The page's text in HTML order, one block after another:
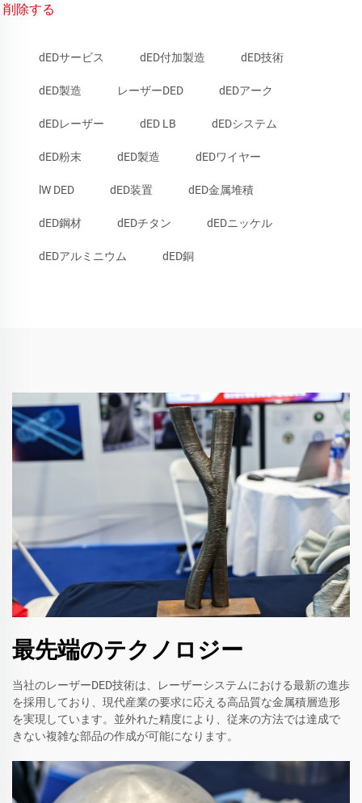
削除する
dEDサービス dED付加製造 dED技術
dED製造 レーザーDED dEDアーク
dEDレーザー dED LB dEDシステム
dED粉末 dED製造 dEDワイヤー
lW DED dED装置 dED金属堆積
dED鋼材 dEDチタン dEDニッケル
dEDアルミニウム dED銅
最先端のテクノロジー
当社のレーザーDED技術は、レーザーシステムにおける最新の進歩
を採用しており、現代産業の要求に応える高品質な金属積層造形
を実現しています。並外れた精度により、従来の方法では達成で
きない複雑な部品の作成が可能になります。